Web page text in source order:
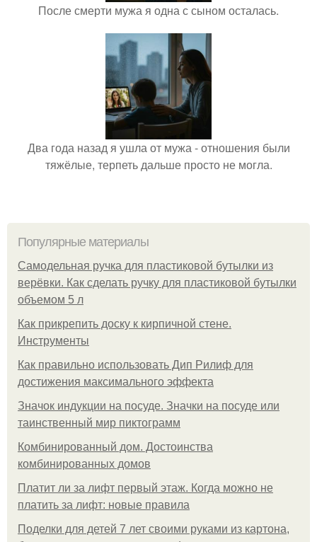
После смерти мужа я одна с сыном осталась.
Два года назад я ушла от мужа - отношения были
тяжёлые, терпеть дальше просто не могла.
Популярные материалы
Самодельная ручка для пластиковой бутылки из
верёвки. Как сделать ручку для пластиковой бутылки
объемом 5 л
Как прикрепить доску к кирпичной стене.
Инструменты
Как правильно использовать Дип Рилиф для
достижения максимального эффекта
Значок индукции на посуде. Значки на посуде или
таинственный мир пиктограмм
Комбинированный дом. Достоинства
комбинированных домов
Платит ли за лифт первый этаж. Когда можно не
платить за лифт: новые правила
Поделки для детей 7 лет своими руками из картона,